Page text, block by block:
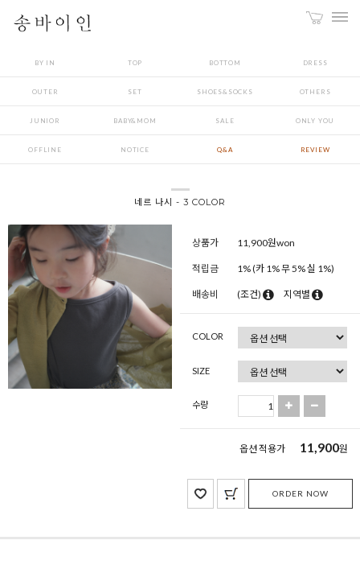
BY IN TOP BOTTOM DRESS
OUTER SET SHOES&SOCKS OTHERS
JUNIOR BABY&MOM SALE ONLY YOU
OFFLINE NOTICE Q&A REVIEW
네르 나시 - 3 COLOR
상품가 11,900원won
적립금 1% (카 1% 무 5% 실 1%)
배송비 (조건) 지역별
COLOR
SIZE
수량
옵션 적용가 11,900원
ORDER NOW